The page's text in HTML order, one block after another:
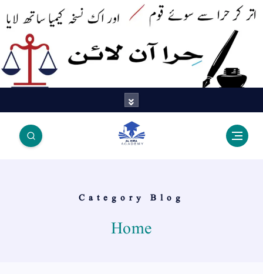
اک نسخہ کیمیا ساتھ لایا
Category Blog
Home